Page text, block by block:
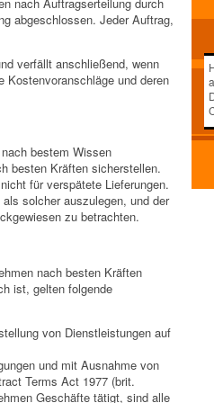
abgeschlossen. Jeder Auftrag,
verfällt anschließend, wenn
Kostenvoranschläge und deren
bestem Wissen
besten Kräften sicherstellen.
für verspätete Lieferungen.
solcher auszulegen, und der
zu betrachten.
nach besten Kräften
ist, gelten folgende
von Dienstleistungen auf
und mit Ausnahme von
Terms Act 1977 (brit.
Geschäfte tätigt, sind alle